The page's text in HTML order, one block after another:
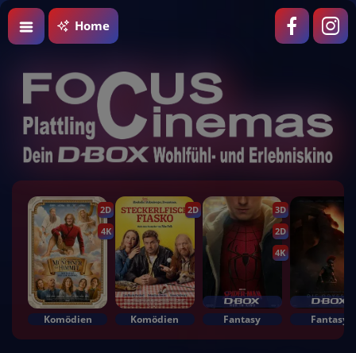
Home
2D
4K
Komödien
2D
Komödien
3D
2D
4K
Fantasy Fantasy